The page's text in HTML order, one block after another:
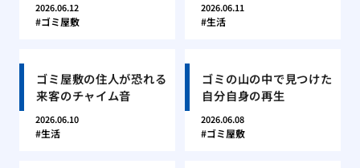
2026.06.12
ゴミ屋敷
2026.06.11
生活
ゴミ屋敷の住人が恐れる
来客のチャイム音
2026.06.10
生活
ゴミの山の中で見つけた
自分自身の再生
2026.06.08
ゴミ屋敷